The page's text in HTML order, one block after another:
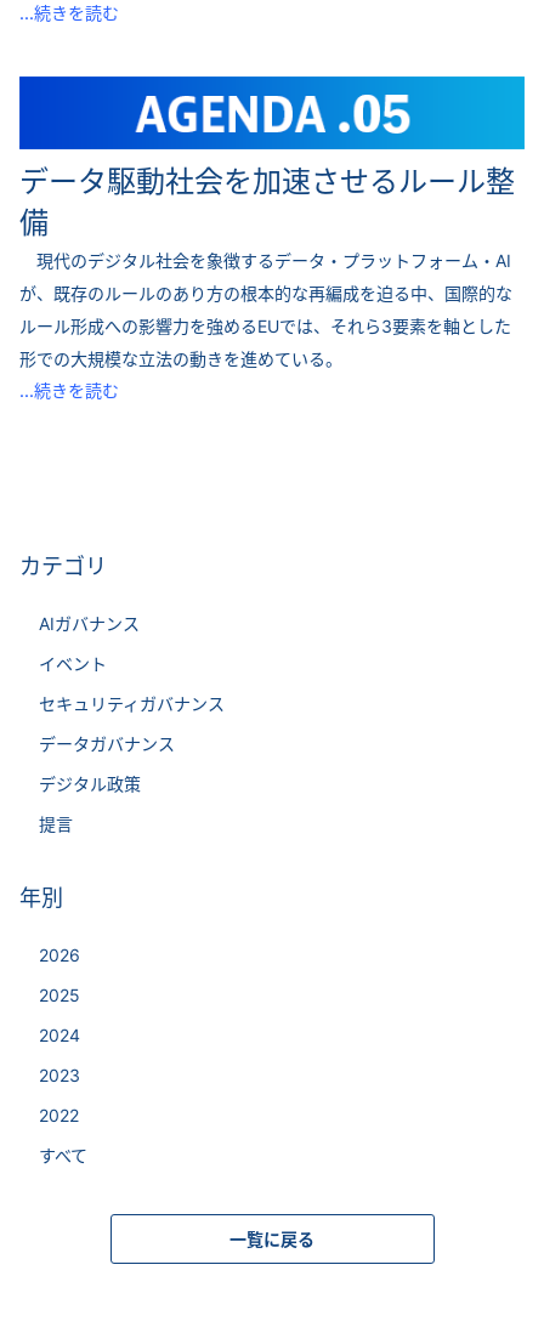
...続きを読む
データ駆動社会を加速させるルール整
備
現代のデジタル社会を象徴するデータ・プラットフォーム・AI
が、既存のルールのあり方の根本的な再編成を迫る中、国際的な
ルール形成への影響力を強めるEUでは、それら3要素を軸とした
形での大規模な立法の動きを進めている。
...続きを読む
カテゴリ
AIガバナンス
イベント
セキュリティガバナンス
データガバナンス
デジタル政策
提言
年別
2026
2025
2024
2023
2022
すべて
一覧に戻る